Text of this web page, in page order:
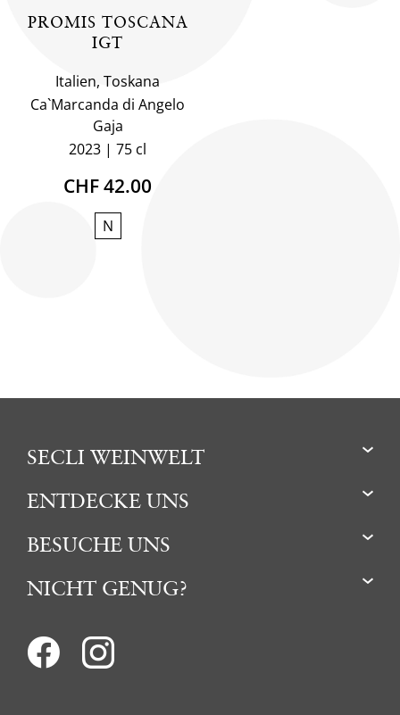
PROMIS TOSCANA
IGT
Italien, Toskana
Ca`Marcanda di Angelo
Gaja
2023
75 cl
CHF 42.00
N
SECLI WEINWELT
ENTDECKE UNS
BESUCHE UNS
NICHT GENUG?